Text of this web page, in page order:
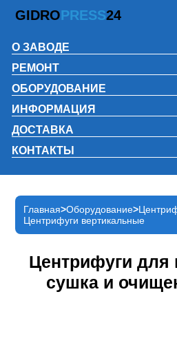
GIDROPRESS24
О ЗАВОДЕ
РЕМОНТ
ОБОРУДОВАНИЕ
ИНФОРМАЦИЯ
ДОСТАВКА
КОНТАКТЫ
Главная Оборудование
Центрифуги вертикальные
Центрифуги для
сушка и